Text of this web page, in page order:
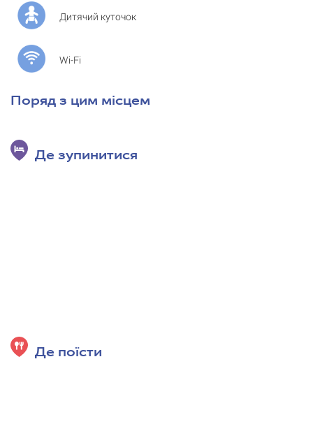
Дитячий куточок
Wi-Fi
Поряд з цим місцем
Де зупинитися
Де поїсти